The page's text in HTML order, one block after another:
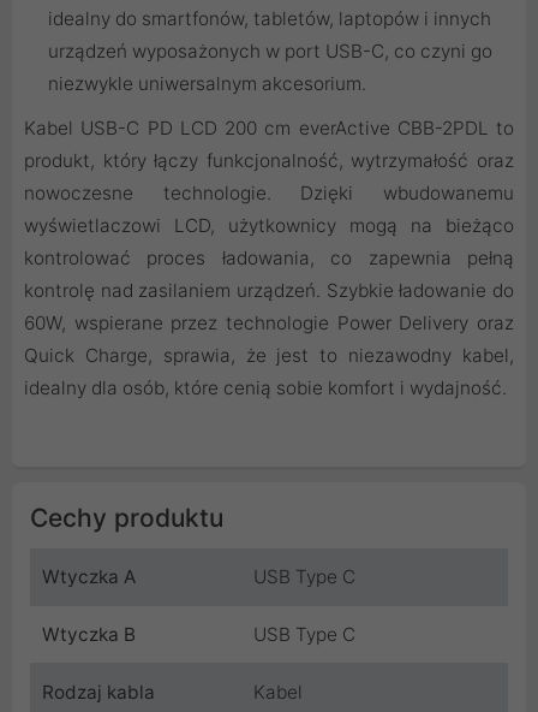
idealny do smartfonów, tabletów, laptopów i innych
urządzeń wyposażonych w port USB-C, co czyni go
niezwykle uniwersalnym akcesorium.
Kabel USB-C PD LCD 200 cm everActive CBB-2PDL to
produkt, który łączy funkcjonalność, wytrzymałość oraz
nowoczesne technologie. Dzięki wbudowanemu
wyświetlaczowi LCD, użytkownicy mogą na bieżąco
kontrolować proces ładowania, co zapewnia pełną
kontrolę nad zasilaniem urządzeń. Szybkie ładowanie do
60W, wspierane przez technologie Power Delivery oraz
Quick Charge, sprawia, że jest to niezawodny kabel,
idealny dla osób, które cenią sobie komfort i wydajność.
Cechy produktu
Wtyczka A USB Type C
Wtyczka B USB Type C
Rodzaj kabla Kabel